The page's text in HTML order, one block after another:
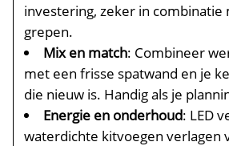
investering, zeker in combinatie
grepen.​
Mix en match: Combineer
met een frisse spatwand en je
die nieuw is.​ Handig als je
Energie en onderhoud: LED
waterdichte kitvoegen verlagen